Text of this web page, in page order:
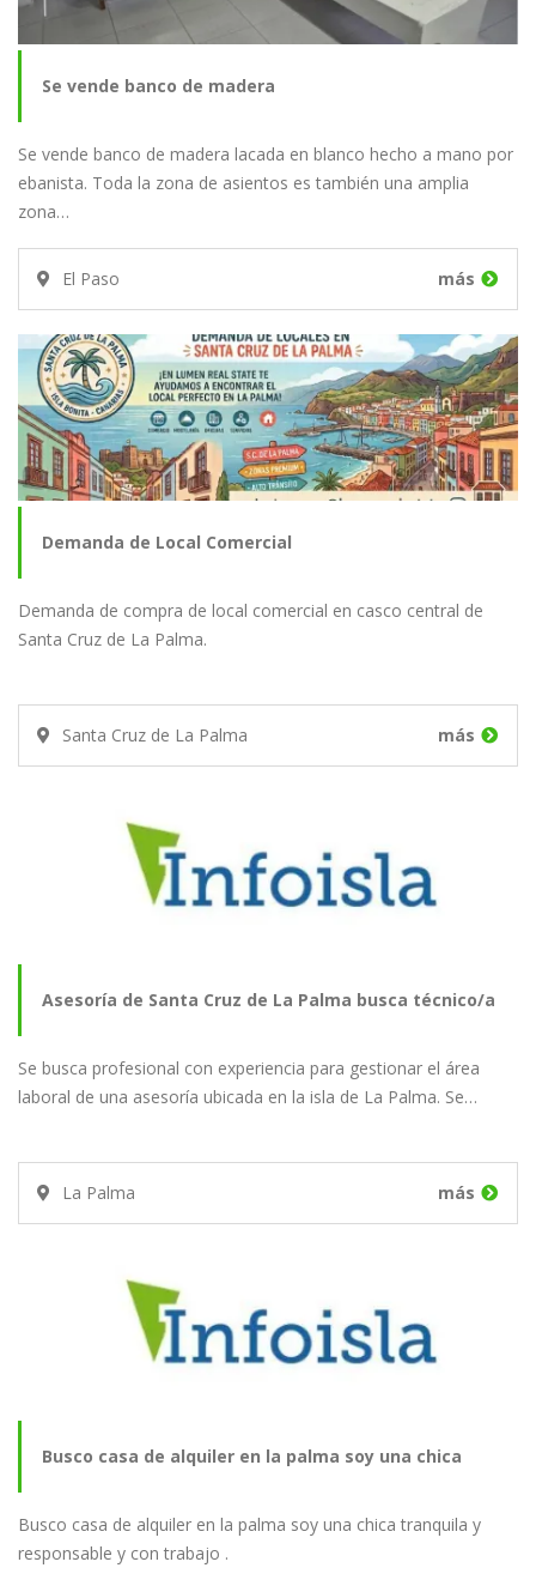
Se vende banco de madera
Se vende banco de madera lacada en blanco hecho a mano por
ebanista. Toda la zona de asientos es también una amplia
zona…
El Paso más
Demanda de Local Comercial
Demanda de compra de local comercial en casco central de
Santa Cruz de La Palma.
Santa Cruz de La Palma más
Asesoría de Santa Cruz de La Palma busca técnico/a
laboral
Se busca profesional con experiencia para gestionar el área
laboral de una asesoría ubicada en la isla de La Palma. Se…
La Palma más
Busco casa de alquiler en la palma soy una chica
tranquila y…
Busco casa de alquiler en la palma soy una chica tranquila y
responsable y con trabajo .